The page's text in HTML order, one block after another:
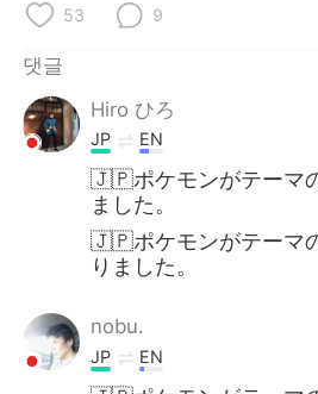
Português
53 9
댓글
Hiro ひろ
JP EN
🇯🇵ポケモンがテーマ
ました。
🇯🇵ポケモンがテーマ
りました。
nobu.
JP EN